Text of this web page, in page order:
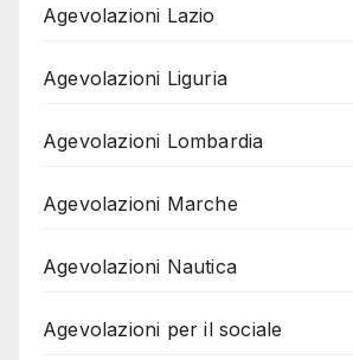
Agevolazioni Lazio
Agevolazioni Liguria
Agevolazioni Lombardia
Agevolazioni Marche
Agevolazioni Nautica
Agevolazioni per il sociale